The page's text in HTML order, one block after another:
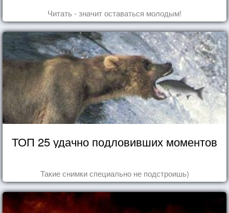
Читать - значит оставаться молодым!
ТОП 25 удачно подловивших моментов
Такие снимки специально не подстроишь)